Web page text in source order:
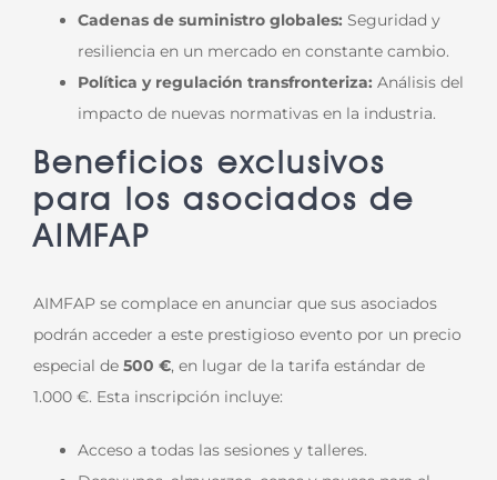
Cadenas de suministro globales: Seguridad y
resiliencia en un mercado en constante cambio.
Política y regulación transfronteriza: Análisis del
impacto de nuevas normativas en la industria.
Beneficios exclusivos
para los asociados de
AIMFAP
AIMFAP se complace en anunciar que sus asociados
podrán acceder a este prestigioso evento por un precio
especial de 500 €, en lugar de la tarifa estándar de
1.000 €. Esta inscripción incluye:
Acceso a todas las sesiones y talleres.